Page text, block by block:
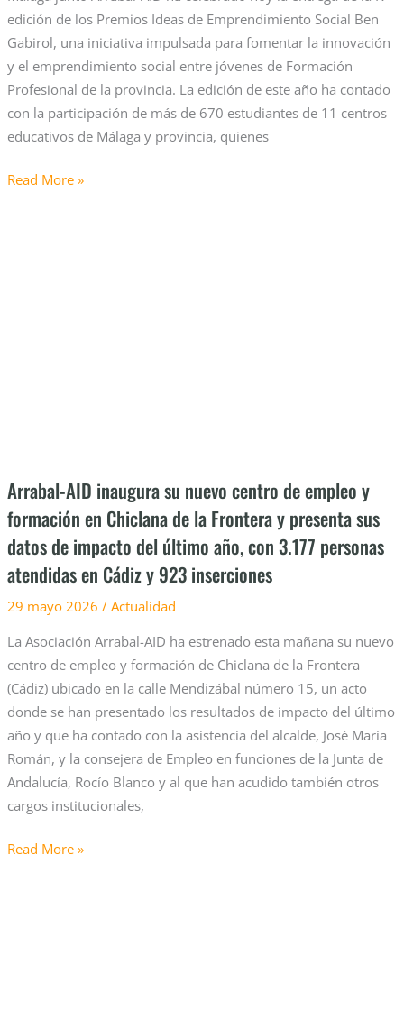
edición de los Premios Ideas de Emprendimiento Social Ben
Gabirol, una iniciativa impulsada para fomentar la innovación
y el emprendimiento social entre jóvenes de Formación
Profesional de la provincia. La edición de este año ha contado
con la participación de más de 670 estudiantes de 11 centros
educativos de Málaga y provincia, quienes
por
La
Noria
y
Arrabal-
AID
Read More »
Arrabal-AID inaugura su nuevo centro de empleo y
formación en Chiclana de la Frontera y presenta sus
datos de impacto del último año, con 3.177 personas
atendidas en Cádiz y 923 inserciones
29 mayo 2026 / Actualidad
La Asociación Arrabal-AID ha estrenado esta mañana su nuevo
centro de empleo y formación de Chiclana de la Frontera
(Cádiz) ubicado en la calle Mendizábal número 15, un acto
donde se han presentado los resultados de impacto del último
año y que ha contado con la asistencia del alcalde, José María
Román, y la consejera de Empleo en funciones de la Junta de
Andalucía, Rocío Blanco y al que han acudido también otros
cargos institucionales,
de
la
Frontera
presenta
sus
datos
de
impacto
del
último
año,
con
3.177
atendidas
Read More »